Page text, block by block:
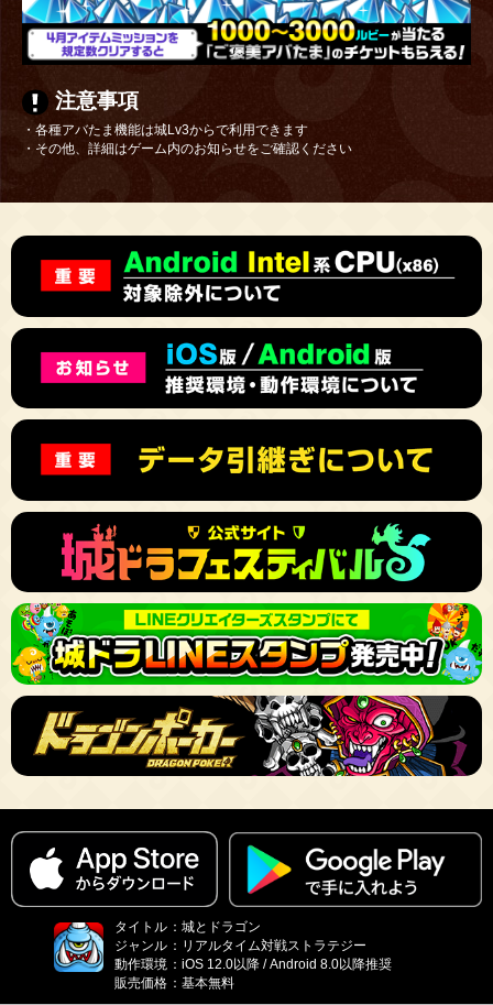
注意事項
・各種アバたま機能は城Lv3からで利用できます
・その他、詳細はゲーム内のお知らせをご確認ください
タイトル ： 城とドラゴン
ジャンル ： リアルタイム対戦ストラテジー
動作環境 ： iOS 12.0以降 / Android 8.0以降推奨
販売価格 ： 基本無料